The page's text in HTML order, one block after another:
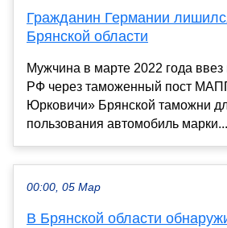
Гражданин Германии
Брянской области
Мужчина в марте 2022 года
РФ через таможенный пост
Юрковичи» Брянской таможни
пользования автомобиль марки...
00:00, 05 Мар
В Брянской области